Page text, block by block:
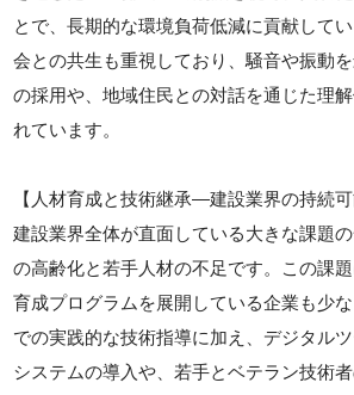
とで、長期的な環境負荷低減に貢献して
会との共生も重視しており、騒音や振動
の採用や、地域住民との対話を通じた理
れています。
【人材育成と技術継承—建設業界の持続可
建設業界全体が直面している大きな課題
の高齢化と若手人材の不足です。この課
育成プログラムを展開している企業も少
での実践的な技術指導に加え、デジタル
システムの導入や、若手とベテラン技術